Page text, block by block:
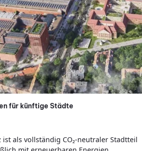
für künftige Städte
ist als vollständig CO₂-neutraler Stadtteil